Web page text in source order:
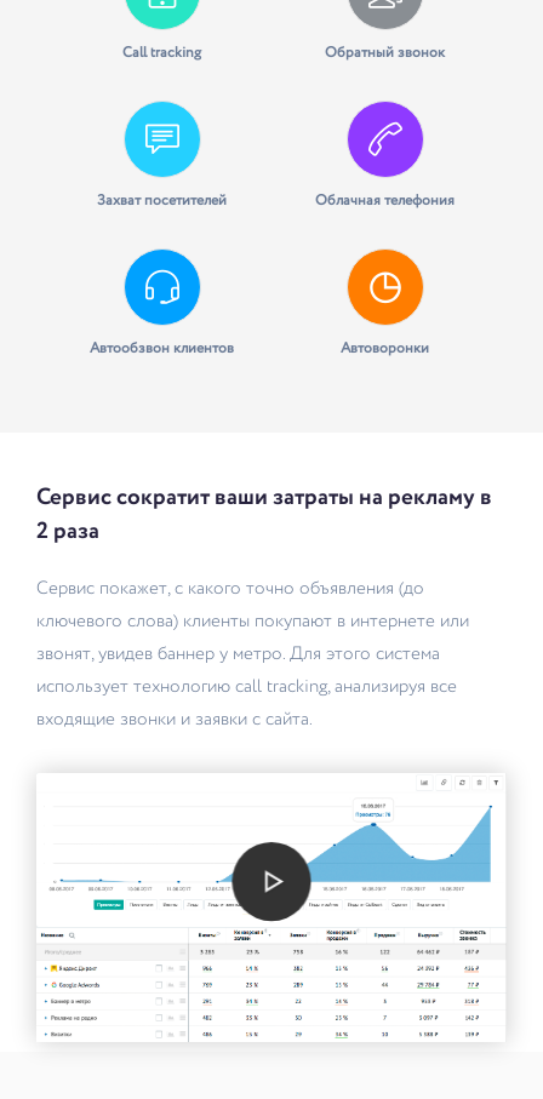
Call tracking
Захват посетителей
Автообзвон клиентов
Обратный звонок
Облачная телефония
Автоворонки
Сервис сократит ваши затраты на рекламу в
2 раза
Сервис покажет, с какого точно объявления (до
ключевого слова) клиенты покупают в интернете или
звонят, увидев баннер у метро. Для этого система
использует технологию call tracking, анализируя все
входящие звонки и заявки с сайта.